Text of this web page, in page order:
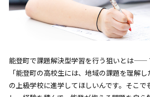
能登町で課題解決型学習を行う狙いとは——
「能登町の高校生には、地域の課題を理解
の上級学校に進学してほしいんです。そこで